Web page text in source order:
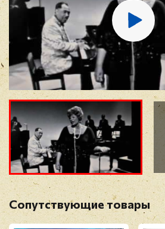
Отзыв*
Прикрепить
Оставить
Перед публикацией
Сопутствующие товары